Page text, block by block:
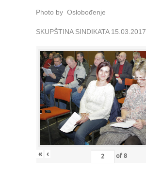
Photo by Oslobođenje
SKUPŠTINA SINDIKATA 15.03.2017.
« ‹ of 8